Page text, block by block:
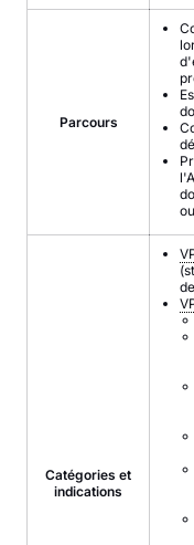
Parcours
Catégories et
indications